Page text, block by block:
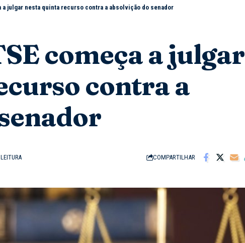
a julgar nesta quinta recurso contra a absolvição do senador
começa a julgar
contra a
COMPARTILHAR